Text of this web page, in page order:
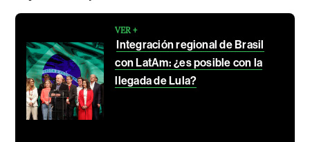
VER +
Integración regional de Brasil
con LatAm: ¿es posible con la
llegada de Lula?